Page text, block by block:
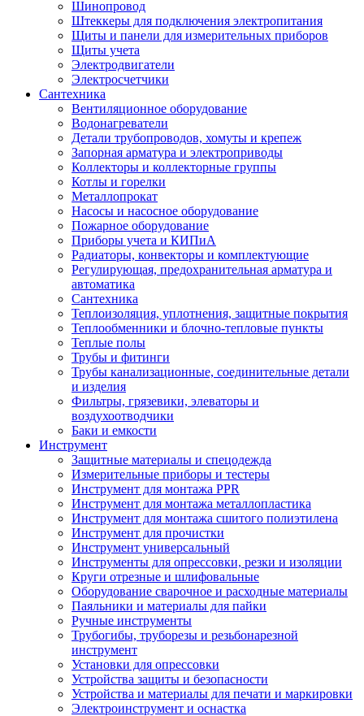
Шинопровод
Штеккеры для подключения электропитания
Щиты и панели для измерительных приборов
Щиты учета
Электродвигатели
Электросчетчики
Сантехника
Вентиляционное оборудование
Водонагреватели
Детали трубопроводов, хомуты и крепеж
Запорная арматура и электроприводы
Коллекторы и коллекторные группы
Котлы и горелки
Металлопрокат
Насосы и насосное оборудование
Пожарное оборудование
Приборы учета и КИПиА
Радиаторы, конвекторы и комплектующие
Регулирующая, предохранительная арматура и
автоматика
Сантехника
Теплоизоляция, уплотнения, защитные покрытия
Теплообменники и блочно-тепловые пункты
Теплые полы
Трубы и фитинги
Трубы канализационные, соединительные детали
и изделия
Фильтры, грязевики, элеваторы и
воздухоотводчики
Баки и емкости
Инструмент
Защитные материалы и спецодежда
Измерительные приборы и тестеры
Инструмент для монтажа PPR
Инструмент для монтажа металлопластика
Инструмент для монтажа сшитого полиэтилена
Инструмент для прочистки
Инструмент универсальный
Инструменты для опрессовки, резки и изоляции
Круги отрезные и шлифовальные
Оборудование сварочное и расходные материалы
Паяльники и материалы для пайки
Ручные инструменты
Трубогибы, труборезы и резьбонарезной
инструмент
Установки для опрессовки
Устройства защиты и безопасности
Устройства и материалы для печати и маркировки
Электроинструмент и оснастка